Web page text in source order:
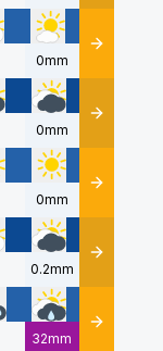
0mm Détails
0mm Détails
0mm Détails
0.2mm Détails
32mm Détails